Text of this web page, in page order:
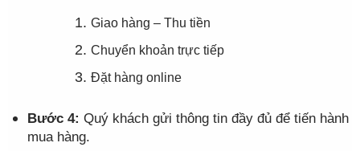
Giao hàng – Thu tiền
Chuyển khoản trực tiếp
Đặt hàng online
Bước 4: Quý khách gửi thông tin đầy đủ để tiến hành
mua hàng.